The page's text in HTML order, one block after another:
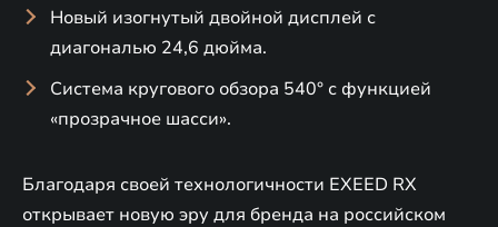
Новый изогнутый двойной дисплей с
диагональю 24,6 дюйма.
Система кругового обзора 540° с функцией
«прозрачное шасси».
Благодаря своей технологичности EXEED RX
открывает новую эру для бренда на российском